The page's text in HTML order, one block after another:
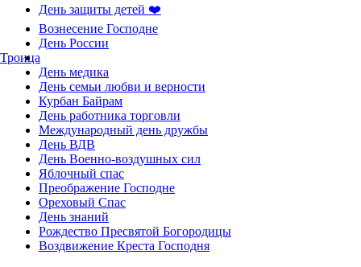
День защиты детей ❤️
Вознесение Господне
День России
Троица
День медика
День семьи любви и верности
Курбан Байрам
День работника торговли
Международный день дружбы
День ВДВ
День Военно-воздушных сил
Яблочный спас
Преображение Господне
Ореховый Спас
День знаний
Рождество Пресвятой Богородицы
Воздвижение Креста Господня